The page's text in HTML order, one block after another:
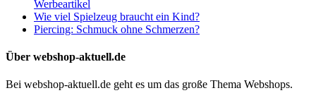
Werbeartikel
Wie viel Spielzeug braucht ein Kind?
Piercing: Schmuck ohne Schmerzen?
Über webshop-aktuell.de
Bei webshop-aktuell.de geht es um das große Thema Webshops.